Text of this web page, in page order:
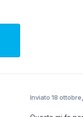
Inviato 18